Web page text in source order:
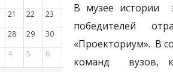
21 22
23
28 29
30
4 5 6
В музее истории
победителей
«Проекториум». В
команд вузов,